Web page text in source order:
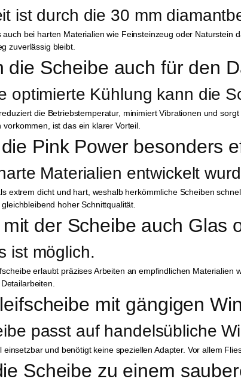
ist durch die 30 mm
auch bei harten Materialien wie Feinsteinzeug oder
zuverlässig bleibt.
die Scheibe auch für den
optimierte Kühlung kann die
die Betriebstemperatur, minimiert Vibrationen und
ist das ein klarer Vorteil.
Pink Power besonders
Materialien entwickelt
extrem dicht und hart, weshalb herkömmliche Scheiben
hoher Schnittqualität.
der Scheibe auch Glas
ist möglich.
erlaubt präzises Arbeiten an empfindlichen
mit gängigen
passt auf handelsübliche
einsetzbar und benötigt keine speziellen Adapter. Vor allem
Scheibe zu einem